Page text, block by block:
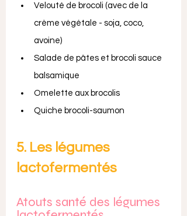
Velouté de brocoli (avec de la
crème végétale - soja, coco,
avoine)
Salade de pâtes et brocoli sauce
balsamique
Omelette aux brocolis
Quiche brocoli-saumon
5. Les légumes
lactofermentés
Atouts santé des légumes